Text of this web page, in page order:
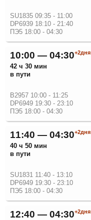
SU1835 09:35 - 11:00
DP6939 18:10 - 21:40
ПЭ5 18:00 - 04:30
10:00 — 04:30+2дня
42 ч 30 мин
в пути
B2957 10:00 - 11:25
DP6949 19:30 - 23:10
ПЭ5 18:00 - 04:30
11:40 — 04:30+2дня
40 ч 50 мин
в пути
SU1831 11:40 - 13:10
DP6949 19:30 - 23:10
ПЭ5 18:00 - 04:30
12:40 — 04:30+2дня